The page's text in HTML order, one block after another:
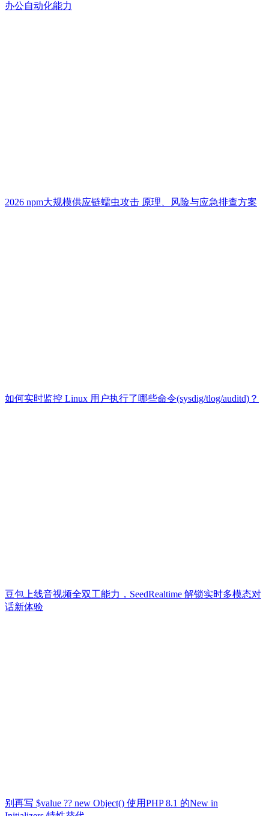
办公自动化能力
2026 npm大规模供应链蠕虫攻击 原理、风险与应急排查方案
如何实时监控 Linux 用户执行了哪些命令(sysdig/tlog/auditd)？
豆包上线音视频全双工能力，SeedRealtime 解锁实时多模态对
话新体验
别再写 $value ?? new Object() 使用PHP 8.1 的New in